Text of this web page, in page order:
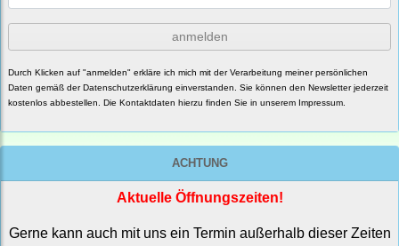
anmelden
Durch Klicken auf "anmelden" erkläre ich mich mit der Verarbeitung meiner persönlichen
Daten gemäß der Datenschutzerklärung einverstanden. Sie können den Newsletter jederzeit
kostenlos abbestellen. Die Kontaktdaten hierzu finden Sie in unserem Impressum.
ACHTUNG
Aktuelle Öffnungszeiten!
Gerne kann auch mit uns ein Termin außerhalb dieser Zeiten